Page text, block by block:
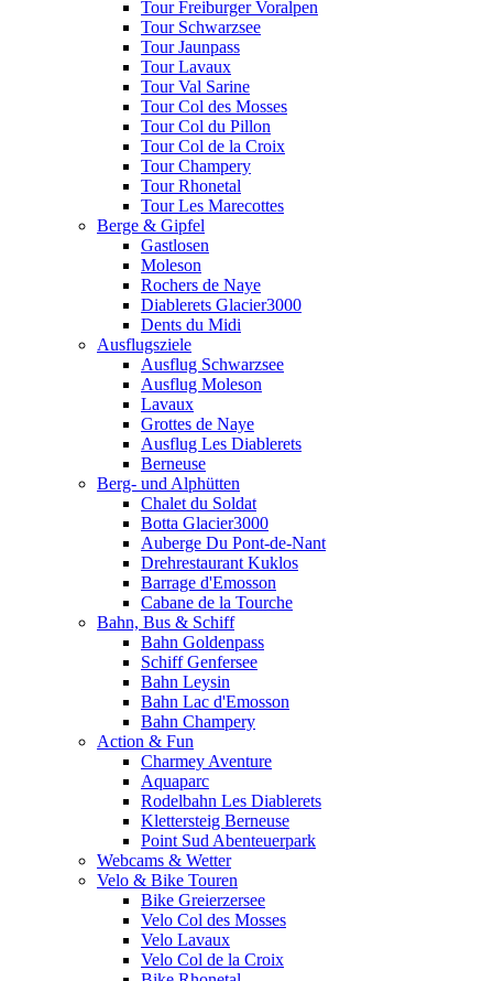
Tour Freiburger Voralpen
Tour Schwarzsee
Tour Jaunpass
Tour Lavaux
Tour Val Sarine
Tour Col des Mosses
Tour Col du Pillon
Tour Col de la Croix
Tour Champery
Tour Rhonetal
Tour Les Marecottes
Berge & Gipfel
Gastlosen
Moleson
Rochers de Naye
Diablerets Glacier3000
Dents du Midi
Ausflugsziele
Ausflug Schwarzsee
Ausflug Moleson
Lavaux
Grottes de Naye
Ausflug Les Diablerets
Berneuse
Berg- und Alphütten
Chalet du Soldat
Botta Glacier3000
Auberge Du Pont-de-Nant
Drehrestaurant Kuklos
Barrage d'Emosson
Cabane de la Tourche
Bahn, Bus & Schiff
Bahn Goldenpass
Schiff Genfersee
Bahn Leysin
Bahn Lac d'Emosson
Bahn Champery
Action & Fun
Charmey Aventure
Aquaparc
Rodelbahn Les Diablerets
Klettersteig Berneuse
Point Sud Abenteuerpark
Webcams & Wetter
Velo & Bike Touren
Bike Greierzersee
Velo Col des Mosses
Velo Lavaux
Velo Col de la Croix